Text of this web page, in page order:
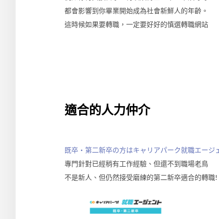
都會影響到你畢業開始成為社會新鮮人的年齡。
這時候如果要轉職，一定要好好的慎選轉職網站
適合的人力仲介
既卒・第二新卒の方はキャリアパーク就職エージ
專門針對已經稍有工作經驗、但還不到職場老鳥
不是新人、但仍然接受磨練的第二新卒適合的轉職!